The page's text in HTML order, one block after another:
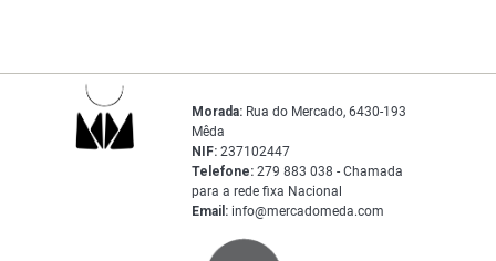
Morada: Rua do Mercado, 6430-193
Mêda
NIF: 237102447
Telefone: 279 883 038 - Chamada
para a rede fixa Nacional
Email: info@mercadomeda.com